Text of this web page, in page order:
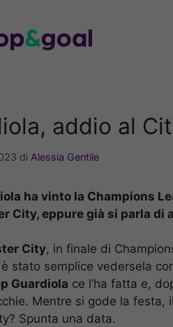
addio al
di Alessia Gentile
ha vinto la Champions
City, eppure già si parla di
City, in finale di
stato semplice vedersela
Guardiola ce l’ha fatta e,
Mentre si gode la
Spunta una data.